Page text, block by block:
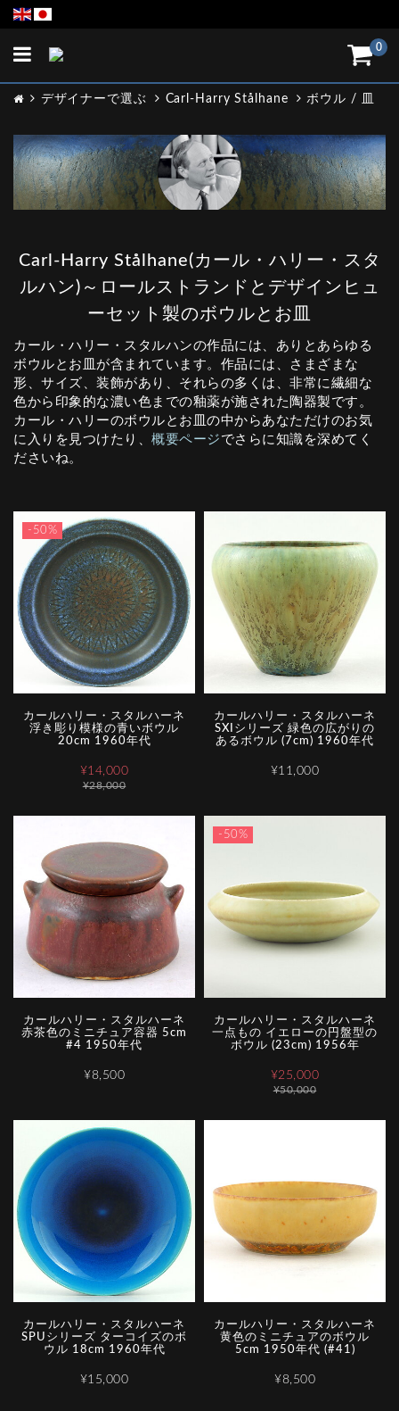
0
Toggle
デザイナーで選ぶ Carl-Harry Stålhane ボウル / 皿
Carl-Harry Stålhane(カール・ハリー・スタ
ルハン)～ロールストランドとデザインヒュ
ーセット製のボウルとお皿
カール・ハリー・スタルハンの作品には、ありとあらゆる
ボウルとお皿が含まれています。作品には、さまざまな
形、サイズ、装飾があり、それらの多くは、非常に繊細な
色から印象的な濃い色までの釉薬が施された陶器製です。
カール・ハリーのボウルとお皿の中からあなただけのお気
に入りを見つけたり、 概要ページ でさらに知識を深めてく
ださいね。
-50%
カールハリー・スタルハーネ
浮き彫り模様の青いボウル
20cm 1960年代
¥28,000
¥14,000
カールハリー・スタルハーネ
SXIシリーズ 緑色の広がりの
あるボウル (7cm) 1960年代
¥11,000
カールハリー・スタルハーネ
赤茶色のミニチュア容器 5cm
#4 1950年代
¥8,500
-50%
カールハリー・スタルハーネ
一点もの イエローの円盤型の
ボウル (23cm) 1956年
¥50,000
¥25,000
カールハリー・スタルハーネ
SPUシリーズ ターコイズのボ
ウル 18cm 1960年代
¥15,000
カールハリー・スタルハーネ
黄色のミニチュアのボウル
5cm 1950年代 (#41)
¥8,500